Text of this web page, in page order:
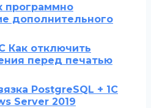
программно
дополнительного
Как отключить
перед печатью
PostgreSQL + 1С
Server 2019